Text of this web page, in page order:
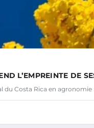
L’EMPREINTE DE
du Costa Rica en